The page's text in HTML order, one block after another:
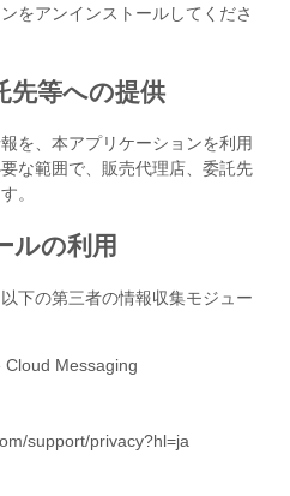
をアンインストールしてくださ
先等への提供
を、本アプリケーションを利用
な範囲で、販売代理店、委託先
。
ルの利用
下の第三者の情報収集モジュー
Cloud Messaging
support/privacy?hl=ja